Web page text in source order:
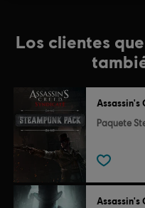
Los clientes
Assassin's
Paquete
Assassin's